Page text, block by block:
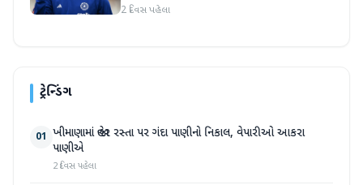
2 દિવસ પહેલા
ટ્રેન્ડિંગ
01 ખીમાણામાં જાહેર રસ્તા પર ગંદા પાણીનો નિકાલ, વેપારીઓ આકરા
પાણીએ
2 દિવસ પહેલા